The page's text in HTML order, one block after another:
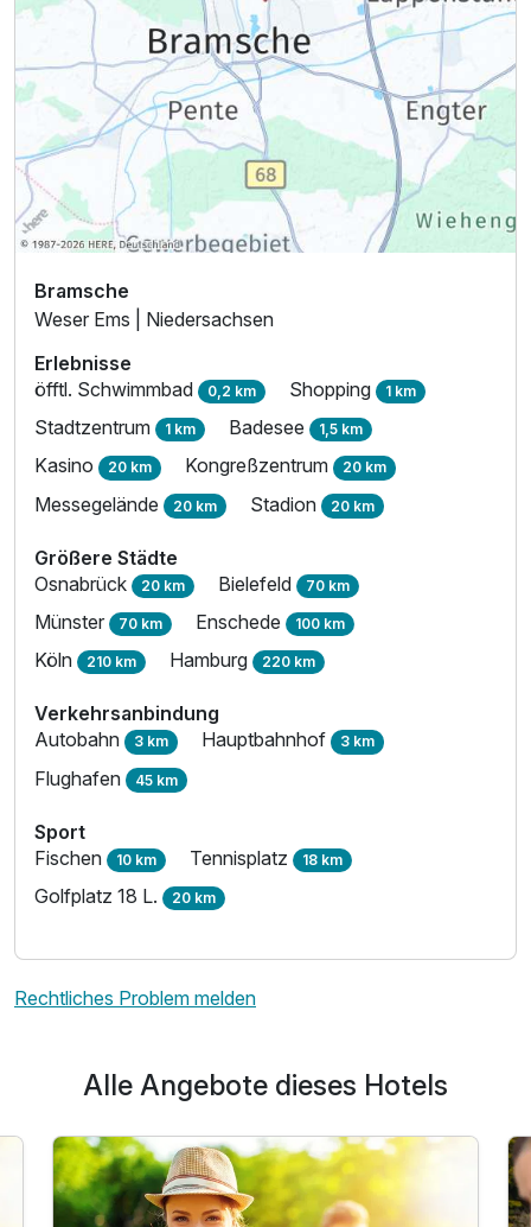
Ausstattung
Zusatznächte
Für 2 Tage
Einzelzimmer Superior
1 Erwachsenen und 2 Kinder
Ausstattung
Familienzimmer
2 Erwachsene und 2 Kinder
Bramsche
Weser Ems | Niedersachsen
Erlebnisse
öfftl. Schwimmbad 0,2 km Shopping 1 km
Stadtzentrum 1 km Badesee 1,5 km
Kasino 20 km Kongreßzentrum 20 km
Messegelände 20 km Stadion 20 km
Größere Städte
Osnabrück 20 km Bielefeld 70 km
Münster 70 km Enschede 100 km
Köln 210 km Hamburg 220 km
Verkehrsanbindung
Autobahn 3 km Hauptbahnhof 3 km
Flughafen 45 km
Sport
Fischen 10 km Tennisplatz 18 km
Golfplatz 18 L. 20 km
Rechtliches Problem melden
Alle Angebote dieses Hotels